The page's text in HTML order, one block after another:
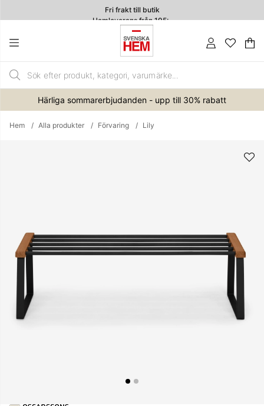
Fri frakt till butik
Hemleverans från 195:-
.
Härliga sommarerbjudanden - upp till 30% rabatt
Hem Alla produkter Förvaring Lily